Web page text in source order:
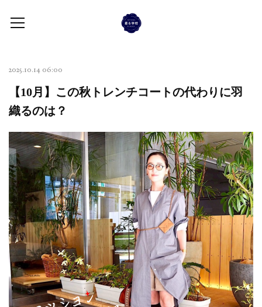
2025.10.14 06:00
【10月】この秋トレンチコートの代わりに羽
織るのは？